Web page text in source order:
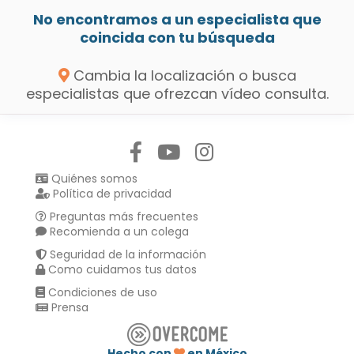
No encontramos a un especialista que
coincida con tu búsqueda
Cambia la localización o busca
especialistas que ofrezcan vídeo consulta.
Quiénes somos
Política de privacidad
Preguntas más frecuentes
Recomienda a un colega
Seguridad de la información
Como cuidamos tus datos
Condiciones de uso
Prensa